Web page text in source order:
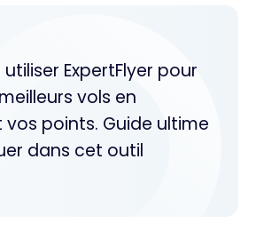
ExpertFlyer pour
vols en
points. Guide ultime
dans cet outil